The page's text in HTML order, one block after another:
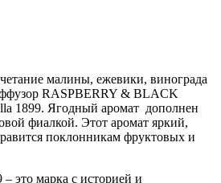
малины, ежевики, винограда
RASPBERRY & BLACK
1899. Ягодный аромат дополнен
фиалкой. Этот аромат яркий,
поклонникам фруктовых и
это марка с историей и